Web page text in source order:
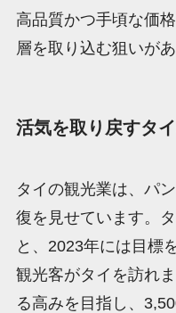
高品質かつ手頃な価
層を取り込む狙いがあ
活気を取り戻すタ
タイの観光業は、パ
復を見せています。
と、2023年には目標
観光客がタイを訪れ
る高みを目指し、